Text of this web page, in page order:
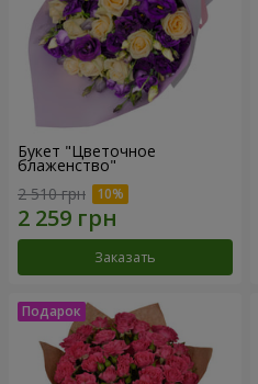
Букет "Цветочное
блаженство"
2 510 грн
Заказать